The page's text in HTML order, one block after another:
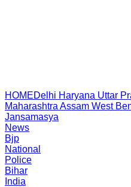
HOMEDelhi Haryana Uttar
Maharashtra Assam West
Jansamasya
News
Bjp
National
Police
Bihar
India